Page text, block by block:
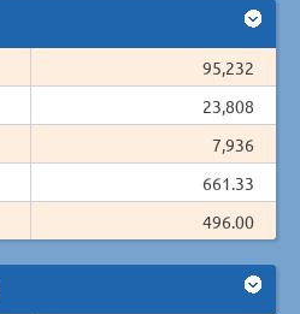
95,232
23,808
7,936
661.33
496.00